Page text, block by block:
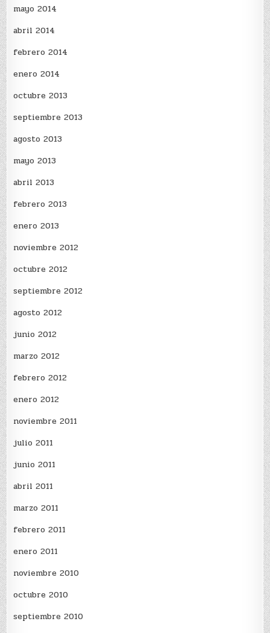
mayo 2014
abril 2014
febrero 2014
enero 2014
octubre 2013
septiembre 2013
agosto 2013
mayo 2013
abril 2013
febrero 2013
enero 2013
noviembre 2012
octubre 2012
septiembre 2012
agosto 2012
junio 2012
marzo 2012
febrero 2012
enero 2012
noviembre 2011
julio 2011
junio 2011
abril 2011
marzo 2011
febrero 2011
enero 2011
noviembre 2010
octubre 2010
septiembre 2010